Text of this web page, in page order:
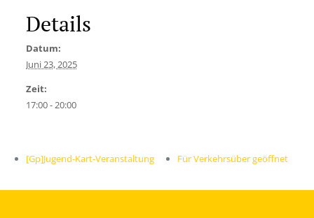
Details
Datum:
Juni 23, 2025
Zeit:
17:00 - 20:00
[Gp]Jugend-Kart-Veranstaltung Für Verkehrsüber geöffnet